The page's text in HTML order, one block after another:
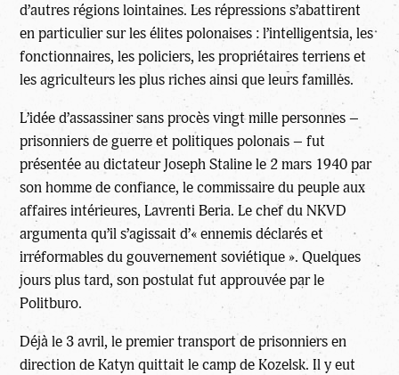
d’autres régions lointaines. Les répressions s’abattirent
en particulier sur les élites polonaises : l’intelligentsia, les
fonctionnaires, les policiers, les propriétaires terriens et
les agriculteurs les plus riches ainsi que leurs familles.
L’idée d’assassiner sans procès vingt mille personnes –
prisonniers de guerre et politiques polonais – fut
présentée au dictateur Joseph Staline le 2 mars 1940 par
son homme de confiance, le commissaire du peuple aux
affaires intérieures, Lavrenti Beria. Le chef du NKVD
argumenta qu’il s’agissait d’« ennemis déclarés et
irréformables du gouvernement soviétique ». Quelques
jours plus tard, son postulat fut approuvée par le
Politburo.
Déjà le 3 avril, le premier transport de prisonniers en
direction de Katyn quittait le camp de Kozelsk. Il y eut